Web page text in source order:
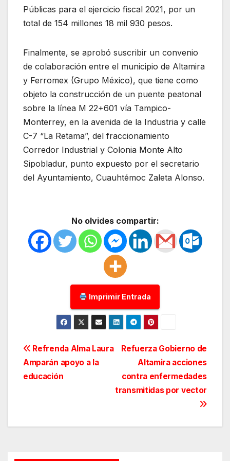
Públicas para el ejercicio fiscal 2021, por un
total de 154 millones 18 mil 930 pesos.
Finalmente, se aprobó suscribir un convenio
de colaboración entre el municipio de Altamira
y Ferromex (Grupo México), que tiene como
objeto la construcción de un puente peatonal
sobre la línea M 22+601 vía Tampico-
Monterrey, en la avenida de la Industria y calle
C-7 “La Retama”, del fraccionamiento
Corredor Industrial y Colonia Monte Alto
Sipobladur, punto expuesto por el secretario
del Ayuntamiento, Cuauhtémoc Zaleta Alonso.
No olvides compartir:
Imprimir Entrada
Navegación
de
Refuerza Gobierno de
Altamira acciones
contra enfermedades
transmitidas por vector
Refrenda Alma Laura
Amparán apoyo a la
educación